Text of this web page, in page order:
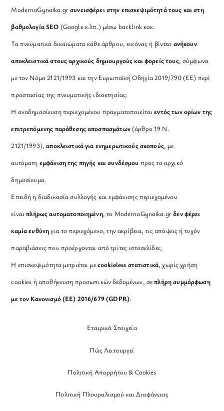
ModernaGynaika.grσυνεισφέρει στην επισκεψιμότητά τους και στη
βαθμολογία SEO (Google κ.λπ.) μέσω backlink κοκ.
Τα πνευματικά δικαιώματα κάθε άρθρου, εικόνας ή βίντεο ανήκουν
αποκλειστικά στους αρχικούς δημιουργούς και φορείς τους, σύμφωνα
με τον Νόμο 2121/1993 και την Ευρωπαϊκή Οδηγία 2019/790 (ΕΕ) περί
προστασίας της πνευματικής ιδιοκτησίας.
Η αναδημοσίευση περιεχομένου πραγματοποιείταιεντός των ορίων της
επιτρεπόμενης παράθεσης αποσπασμάτων(άρθρο 19 Ν.
2121/1993), αποκλειστικά για ενημερωτικούς σκοπούς, με
αυτόματη εμφάνιση της πηγής και συνδέσμου προς το αρχικό
δημοσίευμα.
Επειδή η διαδικασία συλλογής και εμφάνισης περιεχομένου
είναιπλήρως αυτοματοποιημένη, το ModernaGynaika.grδεν φέρει
καμία ευθύνηγια το περιεχόμενο, την ακρίβεια, τις απόψεις ή τυχόν
παραβιάσεις που προέρχονται από τρίτες ιστοσελίδες.
Η επισκεψιμότητα μετριέται μεcookieless στατιστικά, χωρίς χρήση
cookies ή αποθήκευση προσωπικών δεδομένων, σεπλήρη συμμόρφωση
με τον Κανονισμό (ΕΕ) 2016/679 (GDPR).
Εταιρικά Στοιχεία
Πώς Λειτουργεί
Πολιτική Απορρήτου & Cookies
Πολιτική Πλουραλισμού και Διαφάνειας